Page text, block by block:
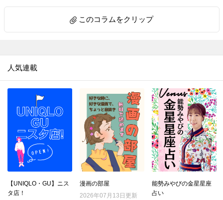
このコラムをクリップ
人気連載
【UNIQLO・GU】ニス
タ店！
漫画の部屋
2026年07月13日更新
能勢みやびの金星星座
占い